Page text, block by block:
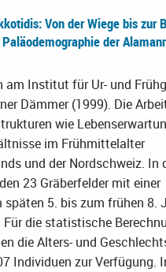
Von der Wiege bis zur
der
am Institut für Ur- und
Dämmer (1999). Die
wie
im Frühmittelalter
und der Nordschweiz. In
23 Gräberfelder mit einer
späten 5. bis zum frühen 8.
Für die statistische
die Alters- und
Individuen zur Verfügung.